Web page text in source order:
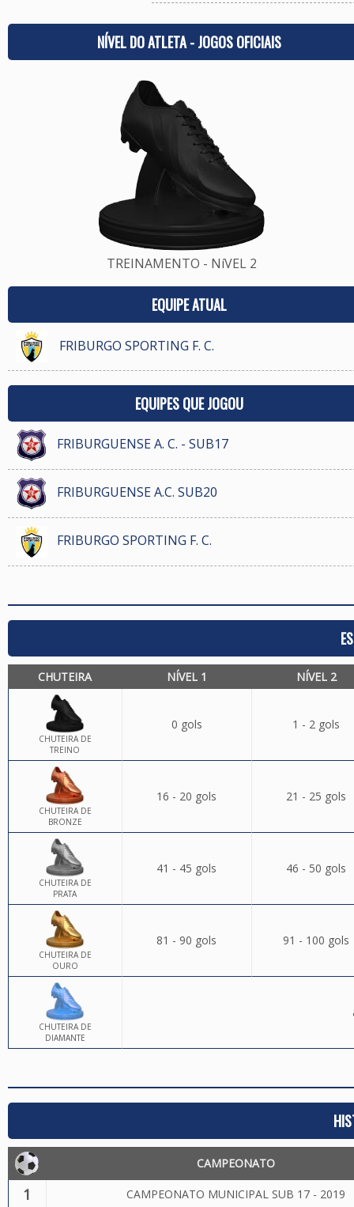
NÍVEL DO ATLETA - JOGOS OFICIAIS
TREINAMENTO - NíVEL 2
EQUIPE ATUAL
FRIBURGO SPORTING F. C.
EQUIPES QUE JOGOU
FRIBURGUENSE A. C. - SUB17
FRIBURGUENSE A.C. SUB20
FRIBURGO SPORTING F. C.
CHUTEIRA NÍVEL 1 NÍVEL 2
CHUTEIRA DE
TREINO
0 gols 1 - 2 gols
CHUTEIRA DE
BRONZE
16 - 20 gols 21 - 25 gols
CHUTEIRA DE
PRATA
41 - 45 gols 46 - 50 gols
CHUTEIRA DE
OURO
81 - 90 gols 91 - 100 gols
CHUTEIRA DE
DIAMANTE
CAMPEONATO
1 CAMPEONATO MUNICIPAL SUB 17 - 2019